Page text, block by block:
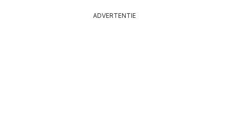
ADVERTENTIE